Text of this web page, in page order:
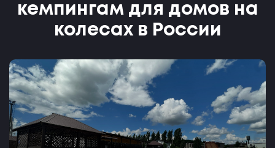
кемпингам для домов на
колесах в России